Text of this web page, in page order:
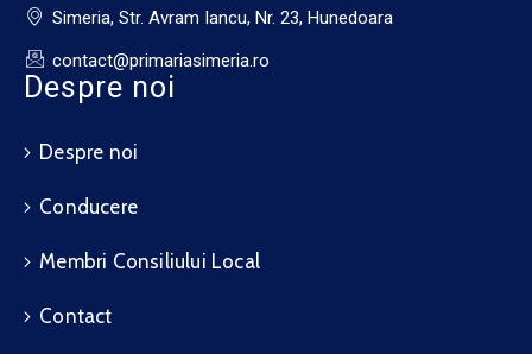
Simeria, Str. Avram Iancu, Nr. 23, Hunedoara
contact@primariasimeria.ro
Despre noi
Despre noi
Conducere
Membri Consiliului Local
Contact